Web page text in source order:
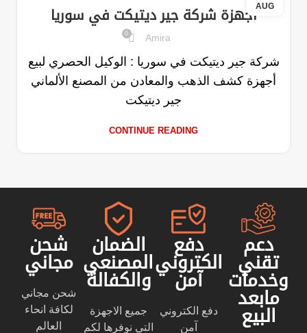
AUG
اجهزة شركة جير ديتيكت في سوريا
Amira
0
شركة جير ديتيكت في سوريا : الوكيل الحصري لبيع
أجهزة كشف الذهب والمعادن من المصنع الألماني
جير ديتيكت
CONTINUE READING
شحن
مجاني
شحن مجاني
لكافة انحاء
العالم
الضمان
المصنعي
والكفالة
جميع الاجهزة
التي نوفرها لكم
دفع
الكتروني
آمن
دفع الكتروني
آمن
دعم
تقني
وخدمات
مابعد
البيع